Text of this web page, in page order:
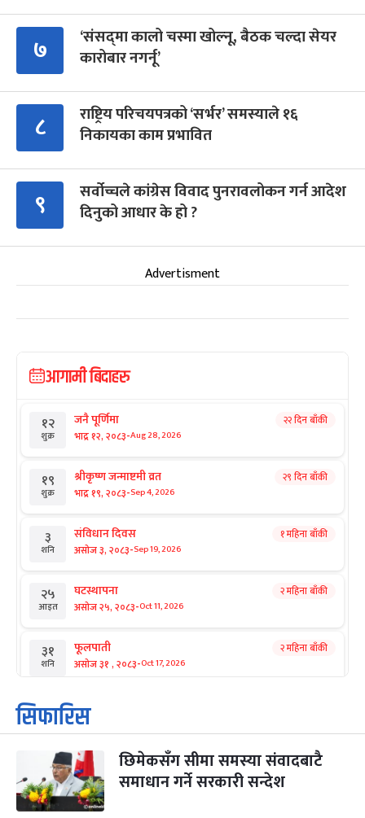
७
‘संसद्‍मा कालो चस्मा खोल्नू, बैठक चल्दा सेयर
कारोबार नगर्नू’
८
राष्ट्रिय परिचयपत्रको ‘सर्भर’ समस्याले १६
निकायका काम प्रभावित
९
सर्वोच्चले कांग्रेस विवाद पुनरावलोकन गर्न आदेश
दिनुको आधार के हो ?
Advertisment
आगामी बिदाहरु
१२
शुक्र
जनै पूर्णिमा
भाद्र १२, २०८३-Aug 28, 2026
२२ दिन बाँकी
१९
शुक्र
श्रीकृष्ण जन्माष्टमी व्रत
भाद्र १९, २०८३-Sep 4, 2026
२९ दिन बाँकी
३
शनि
संविधान दिवस
असोज ३, २०८३-Sep 19, 2026
१ महिना बाँकी
२५
आइत
घटस्थापना
असोज २५, २०८३-Oct 11, 2026
२ महिना बाँकी
३१
शनि
फूलपाती
असोज ३१ , २०८३-Oct 17, 2026
२ महिना बाँकी
१
आइत
कार्तिक सङ्क्रान्ति
कार्तिक १, २०८३
३
मंगल
महानवमी
कार्तिक ३, २०८३-Oct 20, 2026
२ महिना बाँकी
सिफारिस
छिमेकसँग सीमा समस्या संवादबाटै
समाधान गर्ने सरकारी सन्देश